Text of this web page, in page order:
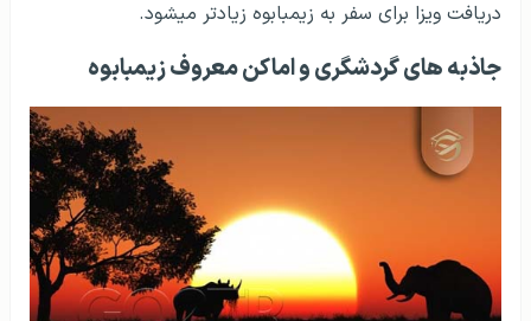
دریافت ویزا برای سفر به زیمبابوه زیادتر می­شود.
جاذبه‌ های گردشگری و اماکن معروف زیمبابوه